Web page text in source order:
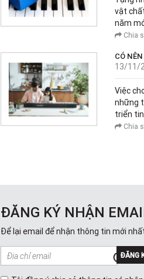
vật
năm
Chia
CÓ
13/11/
Việc
những
triển
Chia
ĐĂNG KÝ NHẬN
Để lại email để nhận thông tin mới
ĐĂNG